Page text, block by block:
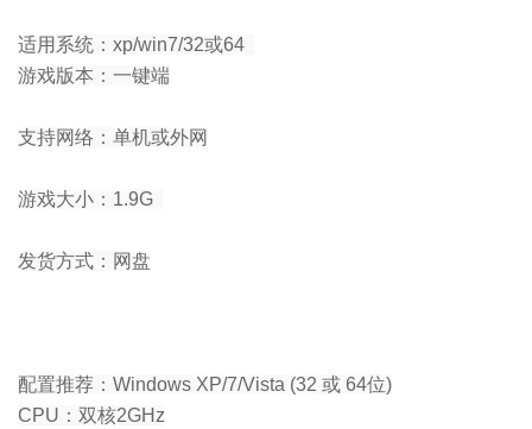
适用系统： xp/win7/32或64
游戏版本： 一键端
支持网络： 单机或外网
游戏大小： 1.9G
发货方式： 网盘
配置推荐：Windows XP/7/Vista (32 或 64位)
CPU：双核2GHz